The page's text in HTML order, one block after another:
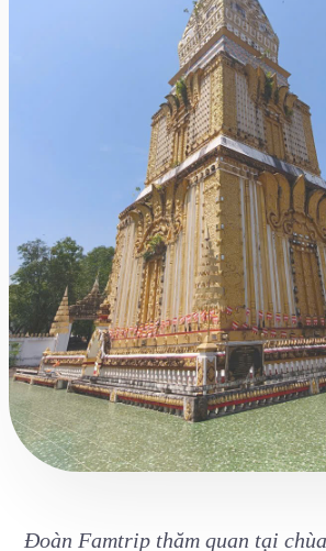
động giao lưu kinh tế, văn hóa,
thương mại, dịch vụ, du lịch vừa là
mục tiêu trong chiến lược phát